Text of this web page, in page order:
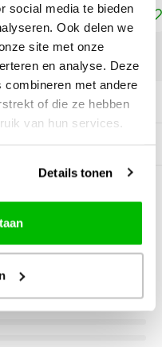
social media te bieden
Ook delen we
site met onze
en analyse. Deze
combineren met andere
of die ze hebben
van hun services.
Details tonen
winkelwagen